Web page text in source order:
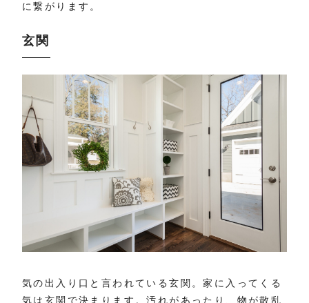
に繋がります。
玄関
気の出入り口と言われている玄関。家に入ってくる
気は玄関で決まります。汚れがあったり、物が散乱